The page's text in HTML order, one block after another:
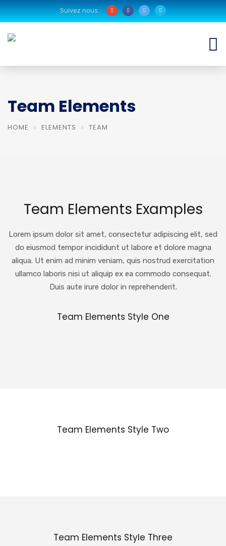
Suivez nous:
Team Elements
HOME ELEMENTS TEAM
Team Elements Examples
Lorem ipsum dolor sit amet, consectetur adipiscing elit, sed
do eiusmod tempor incididunt ut labore et dolore magna
aliqua. Ut enim ad minim veniam, quis nostrud exercitation
ullamco laboris nisi ut aliquip ex ea commodo consequat.
Duis aute irure dolor in reprehenderit.
Team Elements Style One
Team Elements Style Two
Team Elements Style Three